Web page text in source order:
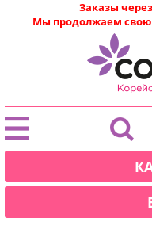
Заказы
Мы продолжаем свою